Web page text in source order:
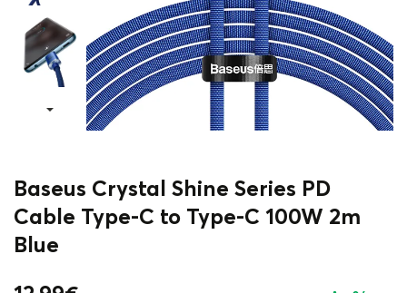
Baseus Crystal Shine Series PD
Cable Type-C to Type-C 100W 2m
Blue